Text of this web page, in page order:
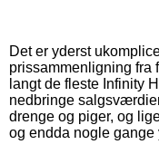
Det er yderst
prissammenligning fra
langt de fleste Infinity
nedbringe
drenge og piger, og
og endda nogle gange